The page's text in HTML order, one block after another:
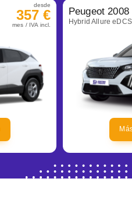
desde
357 €
mes / IVA incl.
Peugeot 2008
Hybrid Allure